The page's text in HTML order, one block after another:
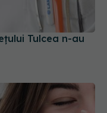
Tulcea n-au